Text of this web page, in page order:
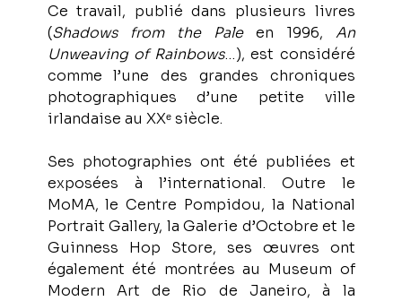
Ce travail, publié dans plusieurs livres
(Shadows from the Pale en 1996, An
Unweaving of Rainbows…), est considéré
comme l’une des grandes chroniques
photographiques d’une petite ville
irlandaise au XXᵉ siècle.
Ses photographies ont été publiées et
exposées à l’international. Outre le
MoMA, le Centre Pompidou, la National
Portrait Gallery, la Galerie d’Octobre et le
Guinness Hop Store, ses œuvres ont
également été montrées au Museum of
Modern Art de Rio de Janeiro, à la